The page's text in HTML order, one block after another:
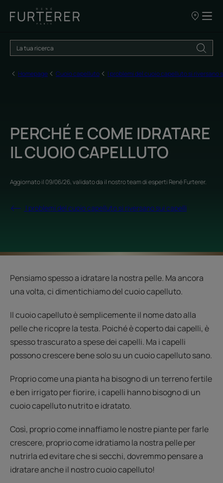
vendita
Homepage Cuoio capelluto I problemi del cuoio capelluto si riversano
PERCHÉ E COME IDRATARE
IL CUOIO CAPELLUTO
Aggiornato il 09/06/26, validato da il nostro team di esperti René Furterer.
I problemi del cuoio capelluto si riversano sui capelli
Pensiamo spesso a idratare la nostra pelle. Ma ancora
una volta, ci dimentichiamo del cuoio capelluto.
Il cuoio capelluto è semplicemente il nome dato alla
pelle che ricopre la testa. Poiché è coperto dai capelli, è
spesso trascurato a spese dei capelli. Ma i capelli
possono crescere bene solo su un cuoio capelluto sano.
Proprio come una pianta ha bisogno di un terreno fertile
e ben irrigato per fiorire, i capelli hanno bisogno di un
cuoio capelluto nutrito e idratato.
Così, proprio come innaffiamo le nostre piante per farle
crescere, proprio come idratiamo la nostra pelle per
nutrirla ed evitare che si secchi, dovremmo pensare a
idratare anche il nostro cuoio capelluto!